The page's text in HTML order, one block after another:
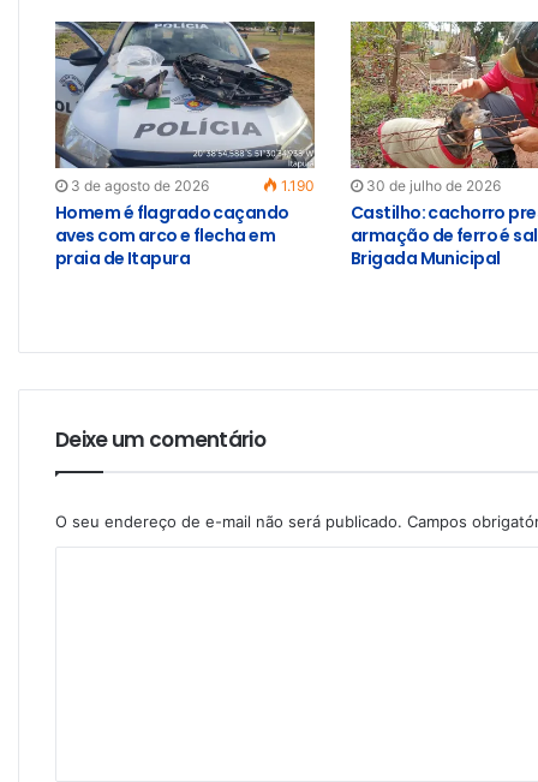
3 de agosto de 2026 1.190
Homem é flagrado caçando
aves com arco e flecha em
praia de Itapura
30 de julho de 2026
Castilho: cachorro
armação de ferro é
Brigada Municipal
Deixe um comentário
O seu endereço de e-mail não será publicado. Campos